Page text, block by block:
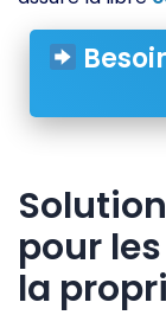
pour les
la